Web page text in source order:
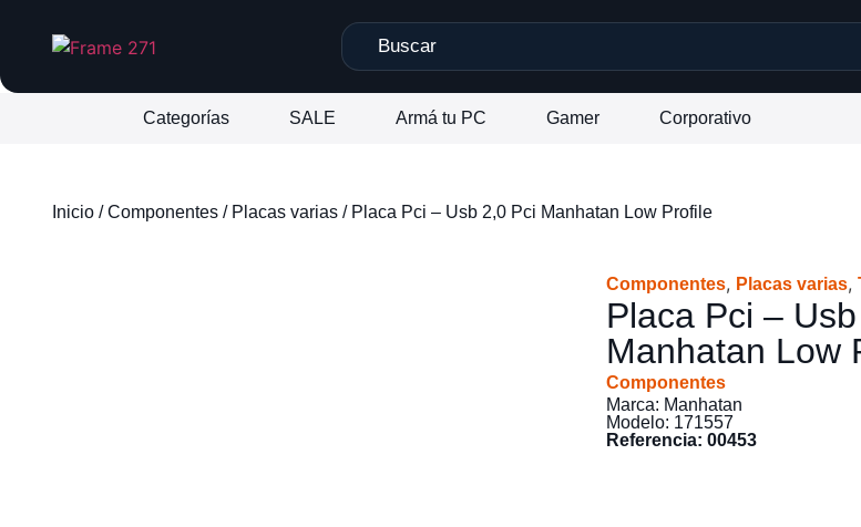
Categorías SALE Armá tu PC Gamer Corporativo
Inicio /Componentes / Placas varias / Placa Pci – Usb 2,0 Pci Manhatan Low Profile
Componentes, Placas varias,
Placa Pci –
Manhatan Low
Componentes
Marca: Manhatan
Modelo: 171557
Referencia: 00453